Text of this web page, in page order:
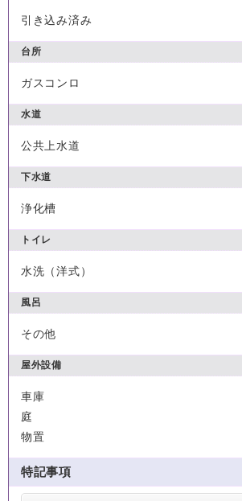
引き込み済み
台所
ガスコンロ
水道
公共上水道
下水道
浄化槽
トイレ
水洗（洋式）
風呂
その他
屋外設備
車庫
庭
物置
特記事項